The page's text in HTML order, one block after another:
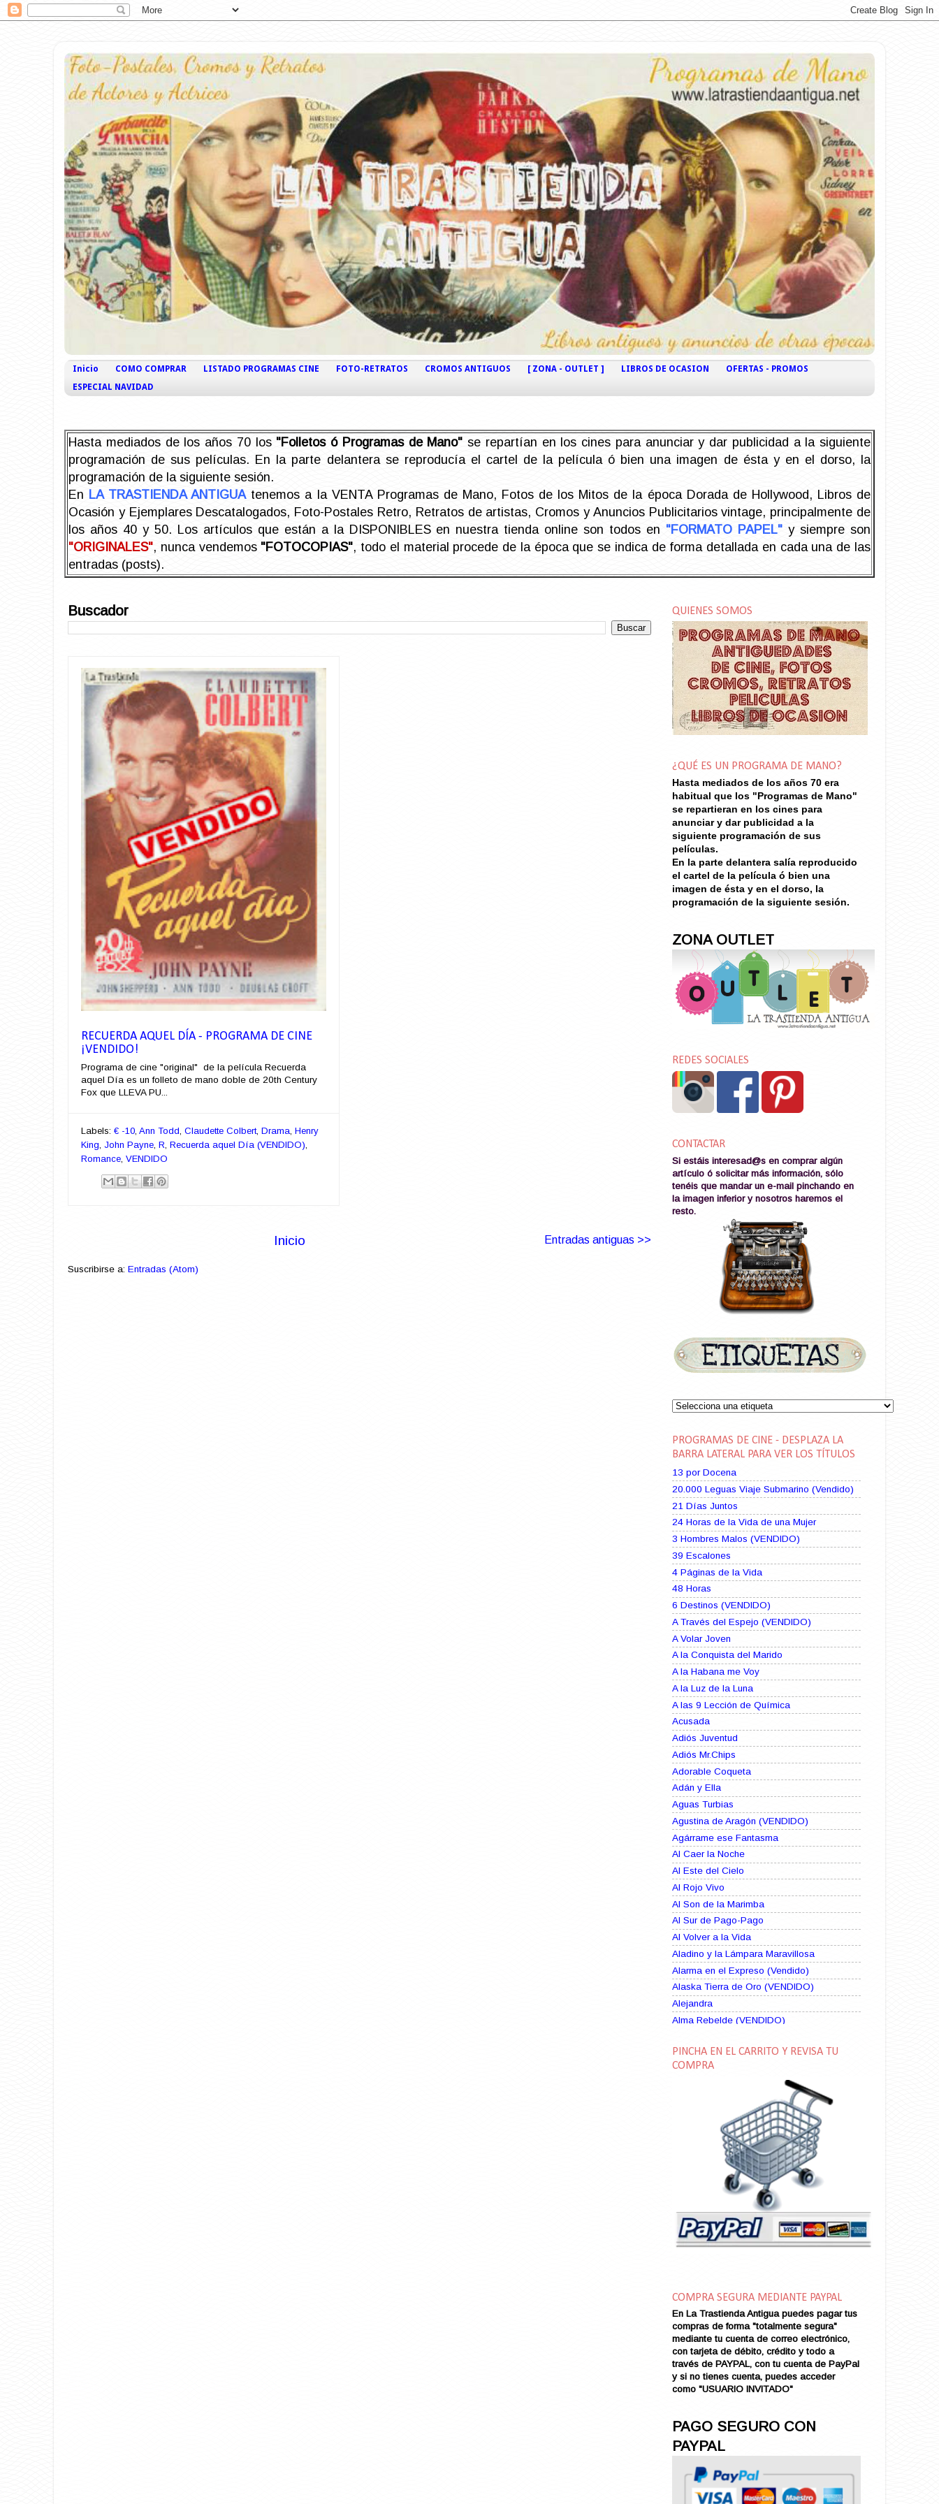
Inicio COMO COMPRAR LISTADO PROGRAMAS CINE FOTO-RETRATOS CROMOS ANTIGUOS [ ZONA - OUTLET ] LIBROS DE OCASION
OFERTAS - PROMOS
ESPECIAL NAVIDAD
Hasta mediados de los años 70 los "Folletos ó Programas de Mano" se repartían en los cines para anunciar y dar publicidad a la siguiente
programación de sus películas. En la parte delantera se reproducía el cartel de la película ó bien una imagen de ésta y en el dorso, la
programación de la siguiente sesión.
En LA TRASTIENDA ANTIGUAtenemos a la VENTA Programas de Mano, Fotos de los Mitos de la época Dorada de Hollywood, Libros de
Ocasión y Ejemplares Descatalogados, Foto-Postales Retro, Retratos de artistas, Cromos y Anuncios Publicitarios vintage, principalmente de
los años 40 y 50. Los artículos que están a la DISPONIBLES en nuestra tienda online son todos en "FORMATO PAPEL" y siempre son
"ORIGINALES", nunca vendemos "FOTOCOPIAS", todo el material procede de la época que se indica de forma detallada en cada una de las
entradas (posts).
Buscador
RECUERDA AQUEL DÍA - PROGRAMA DE CINE
¡VENDIDO!
Programa de cine "original" de la película Recuerda
aquel Día es un folleto de mano doble de 20th Century
Fox que LLEVA PU...
Labels: € -10, Ann Todd, Claudette Colbert, Drama, Henry
King, John Payne, R, Recuerda aquel Día (VENDIDO),
Romance, VENDIDO
Entradas antiguas >>
Inicio
Suscribirse a: Entradas (Atom)
QUIENES SOMOS
¿QUÉ ES UN PROGRAMA DE MANO?
Hasta mediados de los años 70 era
habitual que los "Programas de Mano"
se repartieran en los cines para
anunciar y dar publicidad a la
siguiente programación de sus
películas.
En la parte delantera salía reproducido
el cartel de la película ó bien una
imagen de ésta y en el dorso, la
programación de la siguiente sesión.
ZONA OUTLET
REDES SOCIALES
CONTACTAR
Si estáis interesad@s en comprar algún
artículo ó solicitar más información, sólo
tenéis que mandar un e-mail pinchando en
la imagen inferior y nosotros haremos el
resto.
PROGRAMAS DE CINE - DESPLAZA LA
BARRA LATERAL PARA VER LOS TÍTULOS
13 por Docena
20.000 Leguas Viaje Submarino (Vendido)
21 Días Juntos
24 Horas de la Vida de una Mujer
3 Hombres Malos (VENDIDO)
39 Escalones
4 Páginas de la Vida
48 Horas
6 Destinos (VENDIDO)
A Través del Espejo (VENDIDO)
A Volar Joven
A la Conquista del Marido
A la Habana me Voy
A la Luz de la Luna
A las 9 Lección de Química
Acusada
Adiós Juventud
Adiós Mr.Chips
Adorable Coqueta
Adán y Ella
Aguas Turbias
Agustina de Aragón (VENDIDO)
Agárrame ese Fantasma
Al Caer la Noche
Al Este del Cielo
Al Rojo Vivo
Al Son de la Marimba
Al Sur de Pago-Pago
Al Volver a la Vida
Aladino y la Lámpara Maravillosa
Alarma en el Expreso (Vendido)
Alaska Tierra de Oro (VENDIDO)
Alejandra
Alma Rebelde (VENDIDO)
Alma en Suplicio (VENDIDO)
Almas Borrascosas
Amame esta Noche (VENDIDO)
Amanda La Paciente Peligrosa
Amarga Victoria
Amor a Medianoche
Amor en Conserva (VENDIDO)
Amor que Mata
Amor sin Refugio
Ana de Brooklyn
Ana y El Rey de Siam
Anatomía de un Asesinato
Andrés Harvey Millonario (VENDIDO)
Andrés Harvey Tenorio
Andrés Harvey se Enamora (VENDIDO)
Aníbal
Aquella Noche en Rio
Arenas Sangrientas
Argel (VENDIDO)
Armonías de Juventud (VENDIDO)
PINCHA EN EL CARRITO Y REVISA TU
COMPRA
COMPRA SEGURA MEDIANTE PAYPAL
En La Trastienda Antigua puedes pagar tus
compras de forma "totalmente segura"
mediante tu cuenta de correo electrónico,
con tarjeta de débito, crédito y todo a
través de PAYPAL, con tu cuenta de PayPal
y si no tienes cuenta, puedes acceder
como "USUARIO INVITADO"
PAGO SEGURO CON
PAYPAL